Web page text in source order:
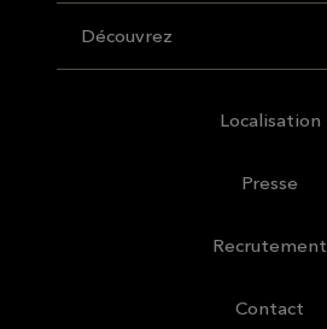
Découvrez
Localisation
Presse
Recrutement
Contact